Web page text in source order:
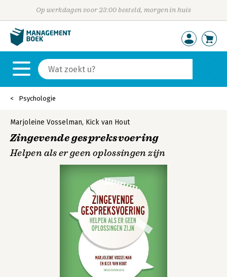
Op werkdagen voor 23:00 besteld, morgen in huis
Psychologie
Marjoleine Vosselman, Kick van Hout
Zingevende gespreksvoering
Helpen als er geen oplossingen zijn